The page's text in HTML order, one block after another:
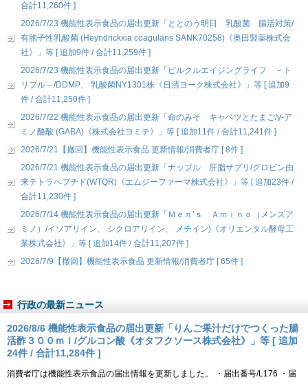
合計11,260件 ]
2026/7/23 機能性表示食品の届出更新「ととのう明日 乳酸菌 腸活対策/
有胞子性乳酸菌 (Heyndrickxia coagulans SANK70258)《奥田製薬株式会
社》」等 [ 追加9件 / 合計11,259件 ]
2026/7/23 機能性表示食品の届出更新「ピルクルエイジングライフ －ト
リプル－/DDMP、 乳酸菌NY1301株《日清ヨーク株式会社》」等 [ 追加9
件 / 合計11,250件 ]
2026/7/22 機能性表示食品の届出更新「命のみそ キャベツとたまご/γ-ア
ミノ酪酸 (GABA)《株式会社ヨミテ》」等 [ 追加11件 / 合計11,241件 ]
2026/7/21【撤回】機能性表示食品 更新情報/消費者庁 [ 8件 ]
2026/7/21 機能性表示食品の届出更新「ナップル 肝脂サプリ/グロビン由
来テトラペプチド(WTQR)《エムジーファーマ株式会社》」等 [ 追加23件 /
合計11,230件 ]
2026/7/14 機能性表示食品の届出更新「Ｍｅｎ’ｓ Ａｍｉｎｏ（メンズア
ミノ）/イソアリイン、 シクロアリイン、 メチイン)《オリエンタル酵母工
業株式会社》」等 [ 追加14件 / 合計11,207件 ]
2026/7/9【撤回】機能性表示食品 更新情報/消費者庁 [ 65件 ]
行政の最新ニュース
2026/8/6 機能性表示食品の届出更新「りんご果汁だけでつくった腸
活酢３００ｍｌ/グルコン酸《オタフクソース株式会社》」等 [ 追加
24件 / 合計11,284件 ]
消費者庁は機能性表示食品の届出情報を更新しました。 ・届出番号/L176 ・届